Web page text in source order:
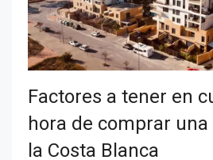
Factores a tener en
hora de comprar
la Costa Blanca